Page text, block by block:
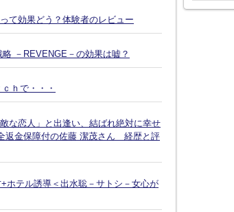
て効果どう？体験者のレビュー
－REVENGE－の効果は嘘？
ｈで・・・
な恋人」と出逢い、結ばれ絶対に幸せ
返金保障付の佐藤 潔茂さん 経歴と評
ホテル誘導＜出水聡－サトシ－女心が